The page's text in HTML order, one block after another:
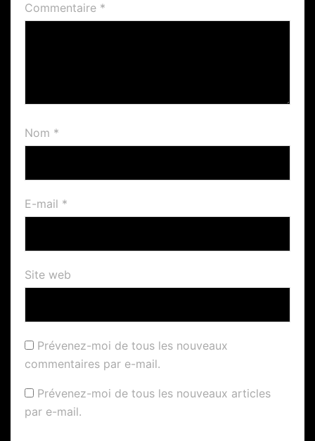
Commentaire *
Nom *
E-mail *
Site web
Prévenez-moi de tous les nouveaux
commentaires par e-mail.
Prévenez-moi de tous les nouveaux articles
par e-mail.